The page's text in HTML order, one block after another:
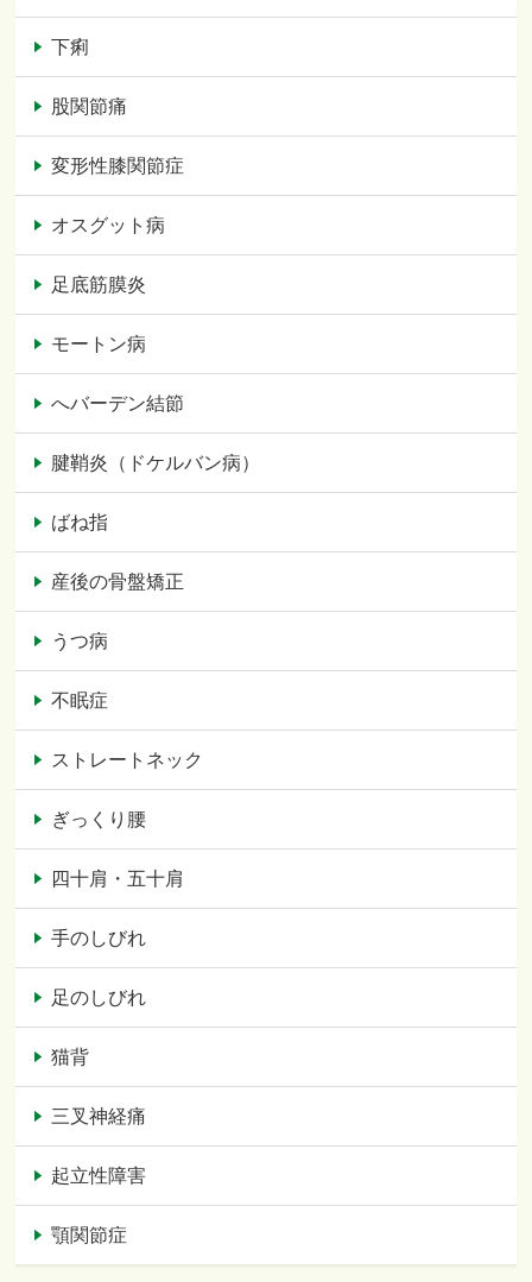
下痢
股関節痛
変形性膝関節症
オスグット病
足底筋膜炎
モートン病
へバーデン結節
腱鞘炎（ドケルバン病）
ばね指
産後の骨盤矯正
うつ病
不眠症
ストレートネック
ぎっくり腰
四十肩・五十肩
手のしびれ
足のしびれ
猫背
三叉神経痛
起立性障害
顎関節症